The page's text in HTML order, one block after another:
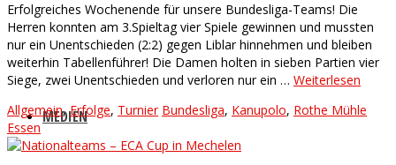
MEDIEN
Erfolgreiches Wochenende für unsere Bundesliga-Teams! Die
Herren konnten am 3.Spieltag vier Spiele gewinnen und mussten
nur ein Unentschieden (2:2) gegen Liblar hinnehmen und bleiben
weiterhin Tabellenführer! Die Damen holten in sieben Partien vier
Siege, zwei Unentschieden und verloren nur ein … Weiterlesen
Allgemein,Erfolge, Turnier Bundesliga, Kanupolo, Rothe Mühle
Essen